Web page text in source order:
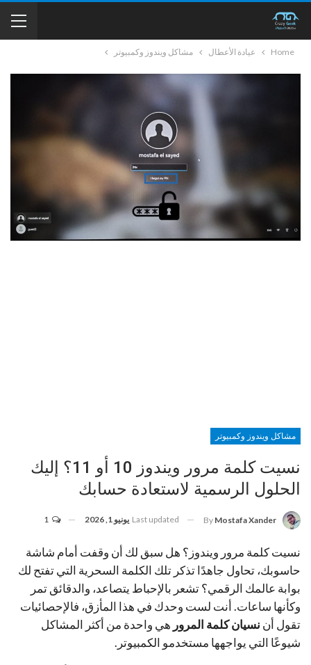
Home عيادة الأعطال مشاكل ويندوز وكمبيوتر
مشاكل ويندوز وكمبيوتر
نسيت كلمة مرور ويندوز 10 أو 11؟ إليك
الحلول الرسمية لاستعادة حسابك
By Mostafa Xander
Last updated يونيو 1, 2026
نسيت كلمة مرور ويندوز؟ هل سبق لك أن وقفت أمام شاشة
حاسوبك، تحاول جاهدًا تذكر تلك الكلمة السحرية التي تفتح لك
بوابة عالمك الرقمي؟ تشعر بالإحباط يتصاعد، والدقائق تمر
وكأنها ساعات. أنت لست وحدك في هذا المأزق، فالإحصائيات
تقول أن نسيان كلمة المرور هي واحدة من أكثر المشاكل
شيوعًا التي يواجهها مستخدمو الكمبيوتر.